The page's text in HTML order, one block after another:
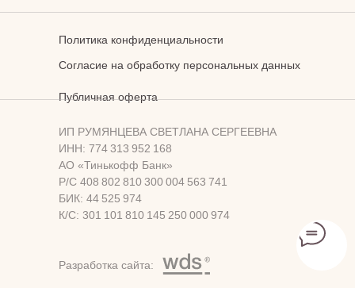
ИП РУМЯНЦЕВА СВЕТЛАНА СЕРГЕЕВНА
ИНН: 774 313 952 168
АО «Тинькофф Банк»
Р/С 408 802 810 300 004 563 741
БИК: 44 525 974
К/С: 301 101 810 145 250 000 974
Политика конфиденциальности
Публичная оферта
Согласие на обработку персональных данных
Разработка сайта: